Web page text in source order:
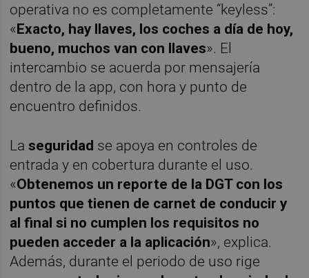
operativa no es completamente “keyless”:
«Exacto, hay llaves, los coches a día de hoy,
bueno, muchos van con llaves». El
intercambio se acuerda por mensajería
dentro de la app, con hora y punto de
encuentro definidos.
Laseguridad se apoya en controles de
entrada y en cobertura durante el uso.
«Obtenemos un reporte de la DGT con los
puntos que tienen de carnet de conducir y
al final si no cumplen los requisitos no
pueden acceder a la aplicación», explica.
Además, durante el periodo de uso rige